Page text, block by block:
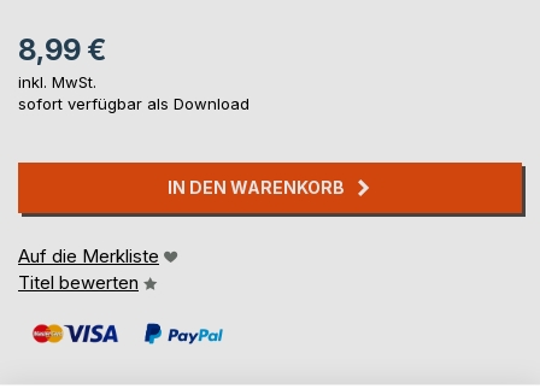
8,99 €
inkl. MwSt.
sofort verfügbar als Download
IN DEN WARENKORB
Auf die Merkliste
Titel bewerten